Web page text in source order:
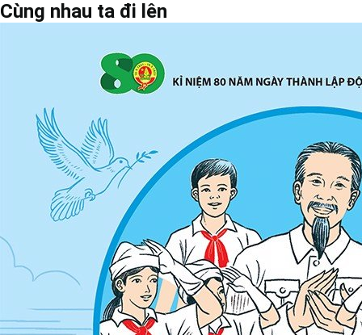
Cùng nhau ta đi lên